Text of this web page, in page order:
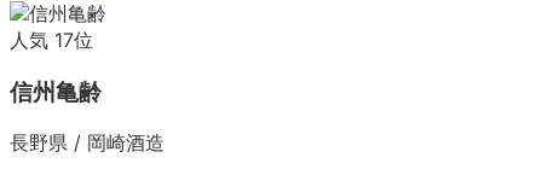
人気 17位
信州亀齢
長野県 / 岡崎酒造